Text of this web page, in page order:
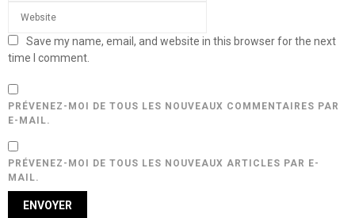
Save my name, email, and website in this browser for the next
time I comment.
PRÉVENEZ-MOI DE TOUS LES NOUVEAUX COMMENTAIRES PAR
E-MAIL.
PRÉVENEZ-MOI DE TOUS LES NOUVEAUX ARTICLES PAR E-
MAIL.